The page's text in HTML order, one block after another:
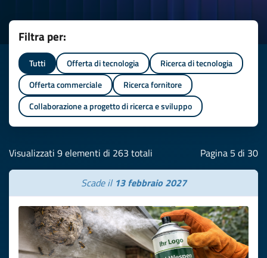
Filtra per:
Tutti Offerta di tecnologia
Ricerca di tecnologia
Offerta commerciale
Ricerca fornitore
Collaborazione a progetto di ricerca e sviluppo
Visualizzati 9 elementi di 263 totali Pagina 5 di 30
Scade il 13 febbraio 2027